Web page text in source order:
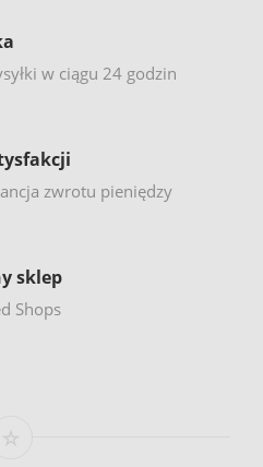
w ciągu 24 godzin
zwrotu pieniędzy
sklep
Shops